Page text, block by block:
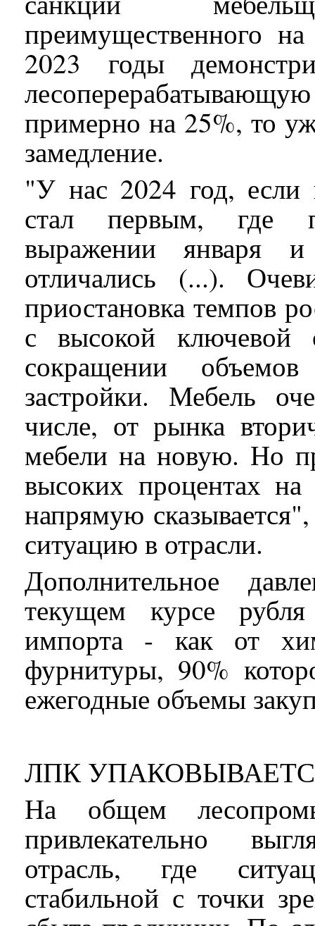
преимущественного
2023 годы
примерно на 25%, то
замедление.
"У нас 2024 год, если
стал первым, где
выражении января и
отличались (...).
приостановка темпов
с высокой ключевой
сокращении
застройки. Мебель
числе, от рынка
мебели на новую. Но
высоких процентах
напрямую
ситуацию в отрасли.
Дополнительное
текущем курсе
импорта - как от
фурнитуры, 90%
ежегодные объемы
ЛПК
На общем
привлекательно
отрасль, где
стабильной с точки